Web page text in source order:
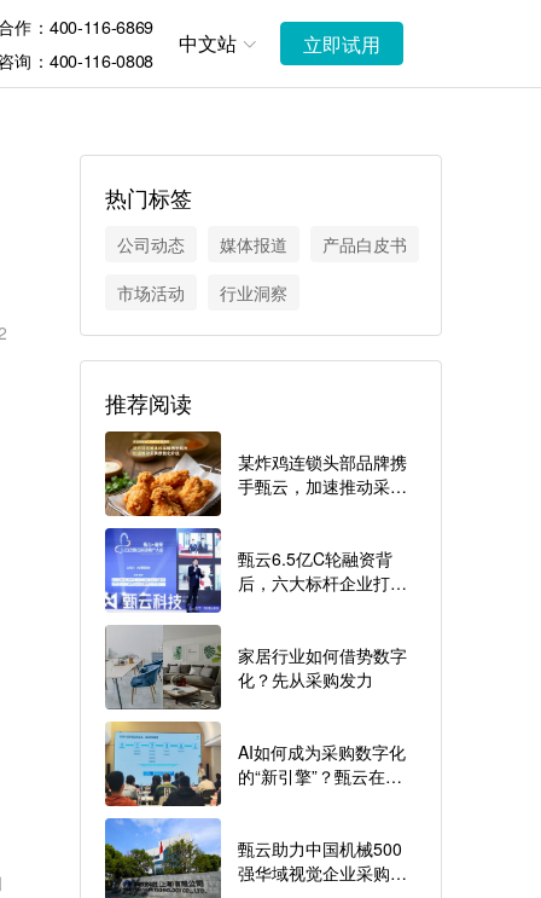
作：400-116-6869
询：400-116-0808
中文站 立即试用
热门标签
公司动态 媒体报道
产品白皮书
市场活动
行业洞察
推荐阅读
某炸鸡连锁头部品牌携
手甄云，加速推动采购
甄云6.5亿C轮融资背
后，六大标杆企业打开
家居行业如何借势数字
化？先从采购发力
AI如何成为采购数字化
的“新引擎”？甄云在这
甄云助力中国机械500
强华域视觉企业采购商